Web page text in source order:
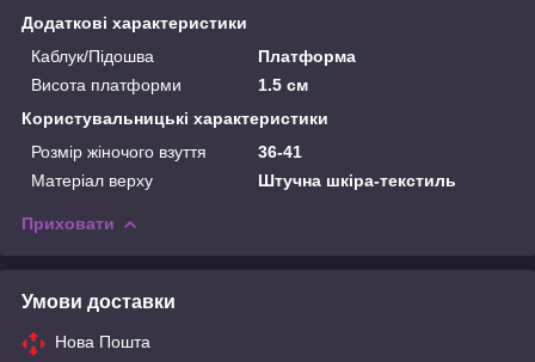
Додаткові характеристики
Каблук/Підошва
Платформа
Висота платформи
1.5 см
Користувальницькі характеристики
Розмір жіночого взуття
36-41
Матеріал верху
Штучна шкіра-текстиль
Приховати
Умови доставки
Нова Пошта